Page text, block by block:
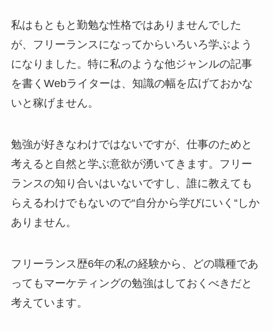
私はもともと勤勉な性格ではありませんでした
が、フリーランスになってからいろいろ学ぶよう
になりました。特に私のような他ジャンルの記事
を書くWebライターは、知識の幅を広げておかな
いと稼げません。
勉強が好きなわけではないですが、仕事のためと
考えると自然と学ぶ意欲が湧いてきます。フリー
ランスの知り合いはいないですし、 誰に教えても
らえるわけでもないので“自分から学びにいく “しか
ありません。
フリーランス歴6年の私の経験から、
どの職種であ
ってもマーケティングの勉強はしておくべき だと
考えています。